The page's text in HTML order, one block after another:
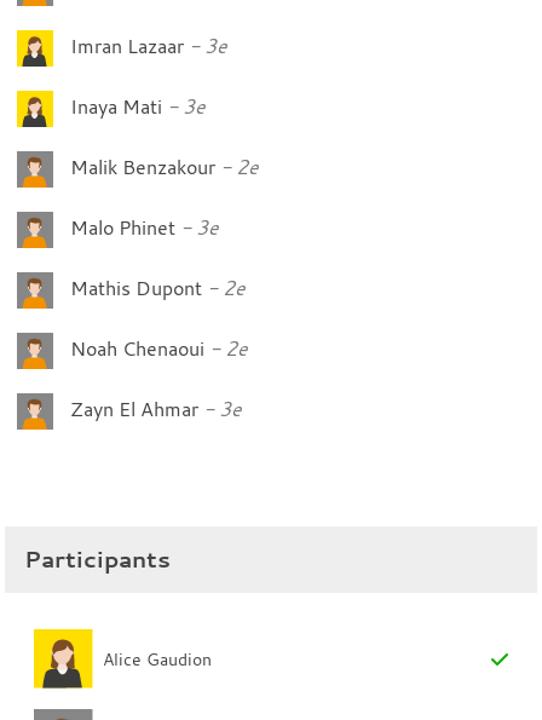
Imran Lazaar 3e
Inaya Mati 3e
Malik Benzakour 2e
Malo Phinet 3e
Mathis Dupont 2e
Noah Chenaoui 2e
Zayn El Ahmar 3e
Participants
Alice Gaudion